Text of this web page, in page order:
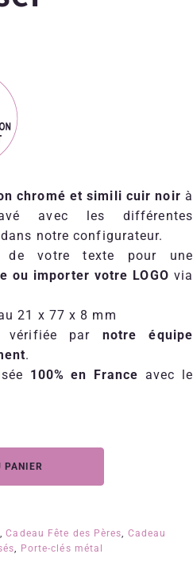
chromé et simili cuir noir à
avec les différentes
notre configurateur.
de votre texte pour une
ou importer votre LOGO via
21 x 77 x 8 mm
vérifiée par notre équipe
.
100% en France avec le
PANIER
,Cadeau Fête des Pères, Cadeau
, Porte-clés métal